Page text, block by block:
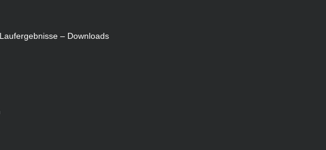
– Downloads